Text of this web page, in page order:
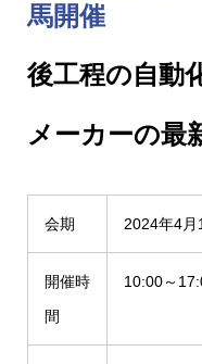
馬開催
後工程の自
メーカーの最
会期 2024年4月
開催時
間
10:00～